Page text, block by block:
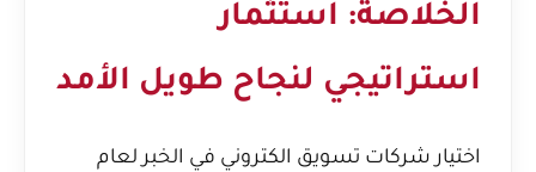
الخلاصة: استثمار
استراتيجي لنجاح طويل الأمد
اختيار شركات تسويق الكتروني في الخبر لعام